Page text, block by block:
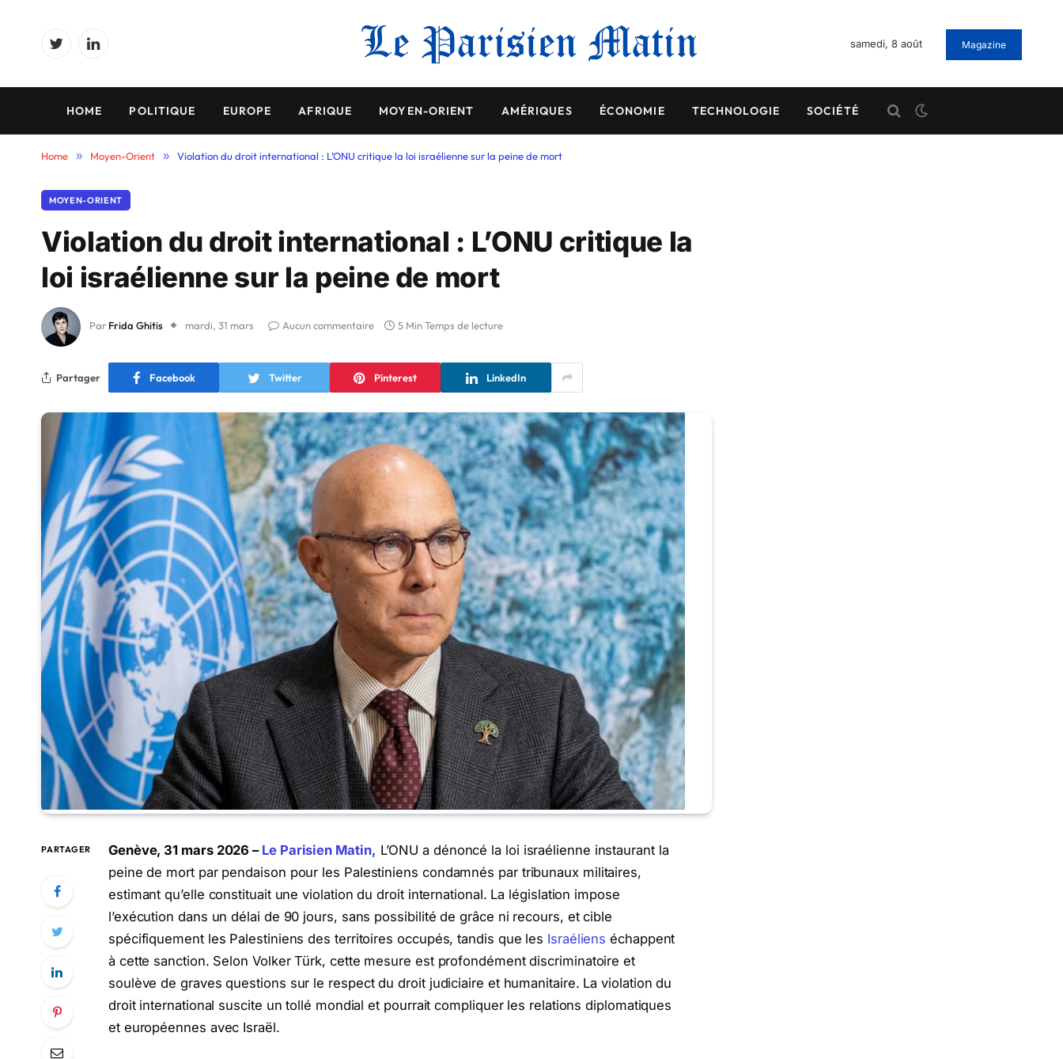
TwitterLinkedIn
samedi, 8 août Magazine
HOME POLITIQUE EUROPE AFRIQUE MOYEN-ORIENT AMÉRIQUES ÉCONOMIE TECHNOLOGIE SOCIÉTÉ
Home » Moyen-Orient » Violation du droit international : L’ONU critique la loi israélienne sur la peine de mort
MOYEN-ORIENT
Violation du droit international : L’ONU critique la
loi israélienne sur la peine de mort
Par Frida Ghitis mardi, 31 mars Aucun commentaire 5 Min Temps de lecture
Partager Facebook Twitter Pinterest LinkedIn
PARTAGER Genève, 31 mars 2026 – Le Parisien Matin, L’ONU a dénoncé la loi israélienne instaurant la
peine de mort par pendaison pour les Palestiniens condamnés par tribunaux militaires,
estimant qu’elle constituait une violation du droit international. La législation impose
l’exécution dans un délai de 90 jours, sans possibilité de grâce ni recours, et cible
spécifiquement les Palestiniens des territoires occupés, tandis que les Israéliens échappent
à cette sanction. Selon Volker Türk, cette mesure est profondément discriminatoire et
soulève de graves questions sur le respect du droit judiciaire et humanitaire. La violation du
droit international suscite un tollé mondial et pourrait compliquer les relations diplomatiques
et européennes avec Israël.